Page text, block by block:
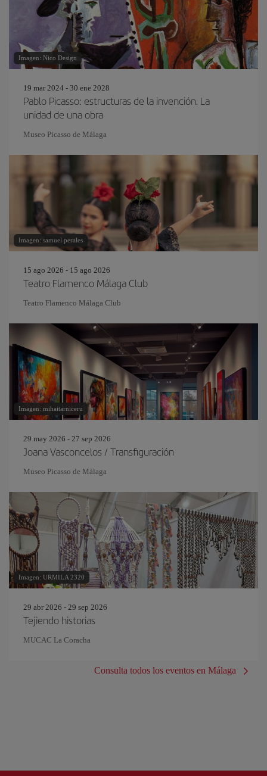
Imagen: Nico Design
19 mar 2024 - 30 ene 2028
Pablo Picasso: estructuras de la invención. La
unidad de una obra
Museo Picasso de Málaga
Imagen: samuel perales
15 ago 2026 - 15 ago 2026
Teatro Flamenco Málaga Club
Teatro Flamenco Málaga Club
Imagen: mihaitarniceru
29 may 2026 - 27 sep 2026
Joana Vasconcelos / Transfiguración
Museo Picasso de Málaga
Imagen: URMILA 2320
29 abr 2026 - 29 sep 2026
Tejiendo historias
MUCAC La Coracha
Consulta todos los eventos en Málaga